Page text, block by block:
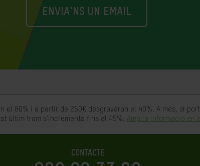
ENVIA'NS UN EMAIL
80% i a partir de 250€ desgravaran el 40%. A més, si
últim tram s'incrementa fins al 45%. Amplia informació en
CONTACTE